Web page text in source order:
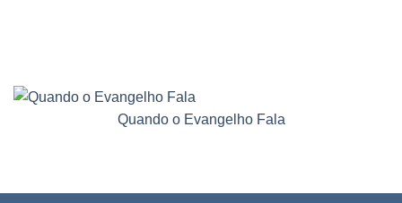
Quando o Evangelho Fala